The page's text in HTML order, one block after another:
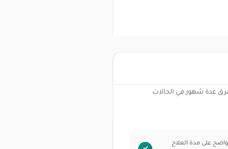
عدة شهور في الحالات
على مدة العلاج